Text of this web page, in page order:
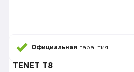
Официальная гарантия
TENET T8